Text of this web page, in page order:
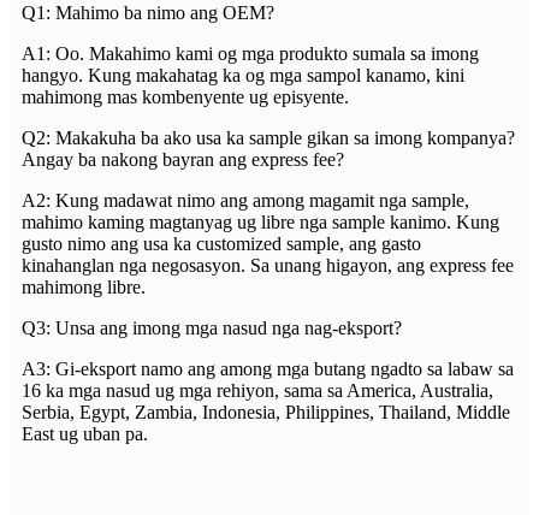
Q1: Mahimo ba nimo ang OEM?
A1: Oo. Makahimo kami og mga produkto sumala sa imong
hangyo. Kung makahatag ka og mga sampol kanamo, kini
mahimong mas kombenyente ug episyente.
Q2: Makakuha ba ako usa ka sample gikan sa imong kompanya?
Angay ba nakong bayran ang express fee?
A2: Kung madawat nimo ang among magamit nga sample,
mahimo kaming magtanyag ug libre nga sample kanimo. Kung
gusto nimo ang usa ka customized sample, ang gasto
kinahanglan nga negosasyon. Sa unang higayon, ang express fee
mahimong libre.
Q3: Unsa ang imong mga nasud nga nag-eksport?
A3: Gi-eksport namo ang among mga butang ngadto sa labaw sa
16 ka mga nasud ug mga rehiyon, sama sa America, Australia,
Serbia, Egypt, Zambia, Indonesia, Philippines, Thailand, Middle
East ug uban pa.